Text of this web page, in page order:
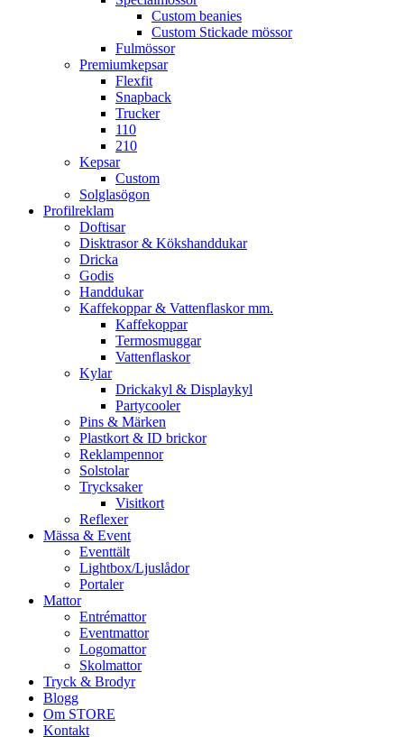
Custom beanies
Custom Stickade mössor
Fulmössor
Premiumkepsar
Flexfit
Snapback
Trucker
110
210
Kepsar
Custom
Solglasögon
Profilreklam
Doftisar
Disktrasor & Kökshanddukar
Dricka
Godis
Handdukar
Kaffekoppar & Vattenflaskor mm.
Kaffekoppar
Termosmuggar
Vattenflaskor
Kylar
Drickakyl & Displaykyl
Partycooler
Pins & Märken
Plastkort & ID brickor
Reklampennor
Solstolar
Trycksaker
Visitkort
Reflexer
Mässa & Event
Eventtält
Lightbox/Ljuslådor
Portaler
Mattor
Entrémattor
Eventmattor
Logomattor
Skolmattor
Tryck & Brodyr
Blogg
Om STORE
Kontakt